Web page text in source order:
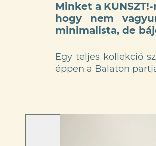
Minket a
hogy nem
minimalista, de
Egy teljes kollekció
éppen a Balaton